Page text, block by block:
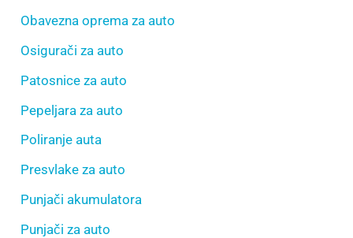
Obavezna oprema za auto
Osigurači za auto
Patosnice za auto
Pepeljara za auto
Poliranje auta
Presvlake za auto
Punjači akumulatora
Punjači za auto